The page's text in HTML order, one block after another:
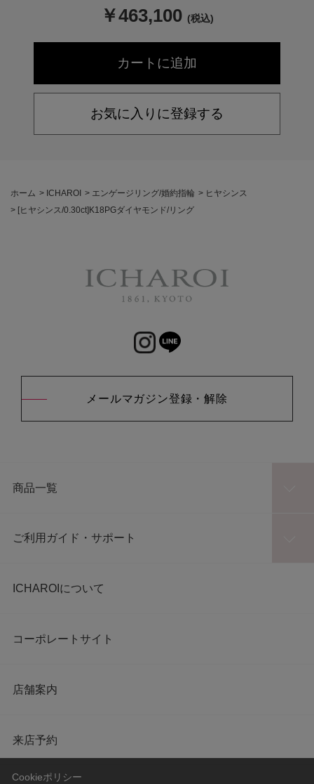
￥463,100 (税込)
お気に入りに登録する
ホーム > ICHAROI > エンゲージリング/婚約指輪 > ヒヤシンス
> [ヒヤシンス/0.30ct]K18PGダイヤモンド/リング
メールマガジン登録・解除
商品一覧
ご利用ガイド・サポート
ICHAROIについて
コーポレートサイト
店舗案内
来店予約
Cookieポリシー